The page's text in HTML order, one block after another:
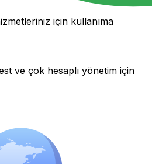
için kullanıma
ve çok hesaplı yönetim için